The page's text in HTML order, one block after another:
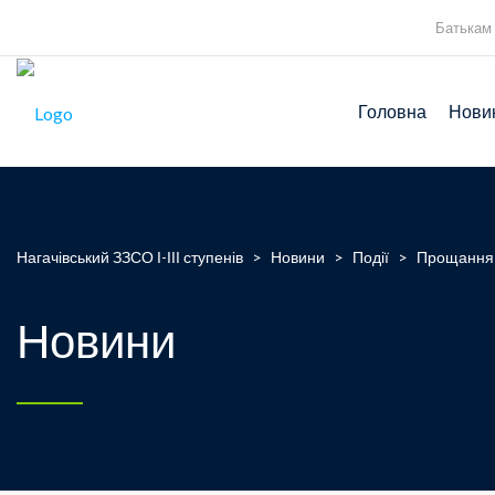
Батькам
Головна
Нагачівський ЗЗСО І-ІІІ ступенів > Новини > Події >
Новини